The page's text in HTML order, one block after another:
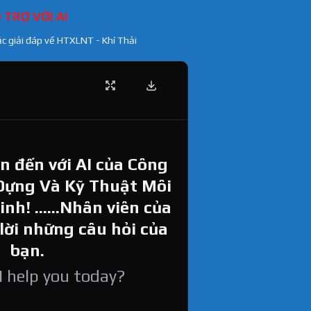
TRỢ VỚI AI
giải đáp về HTXLNT - Khí Thải
đến với AI của Công
Và Kỹ Thuật Môi
......Nhân viên của
những câu hỏi của
bạn.
help you today?